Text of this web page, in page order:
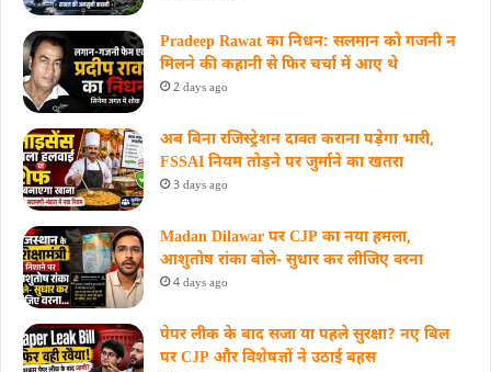
Pradeep Rawat का निधन: सलमान को गजनी न
मिलने की कहानी से फिर चर्चा में आए थे
2 days ago
अब बिना रजिस्ट्रेशन दावत कराना पड़ेगा भारी,
FSSAI नियम तोड़ने पर जुर्माने का खतरा
3 days ago
Madan Dilawar पर CJP का नया हमला,
आशुतोष रांका बोले- सुधार कर लीजिए वरना
4 days ago
पेपर लीक के बाद सजा या पहले सुरक्षा? नए बिल
पर CJP और विशेषज्ञों ने उठाई बहस